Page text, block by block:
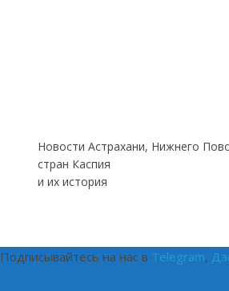
Новости Астрахани, Нижнего
стран Каспия
и их история
Подписывайтесь на нас в Telegram,